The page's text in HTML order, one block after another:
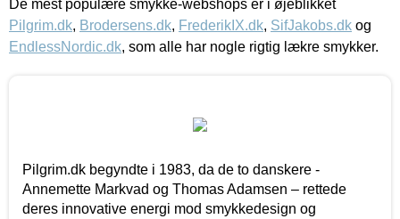
De mest populære smykke-webshops er i øjeblikket
Pilgrim.dk, Brodersens.dk, FrederikIX.dk, SifJakobs.dk og
EndlessNordic.dk, som alle har nogle rigtig lækre smykker.
Pilgrim.dk begyndte i 1983, da de to danskere -
Annemette Markvad og Thomas Adamsen – rettede
deres innovative energi mod smykkedesign og